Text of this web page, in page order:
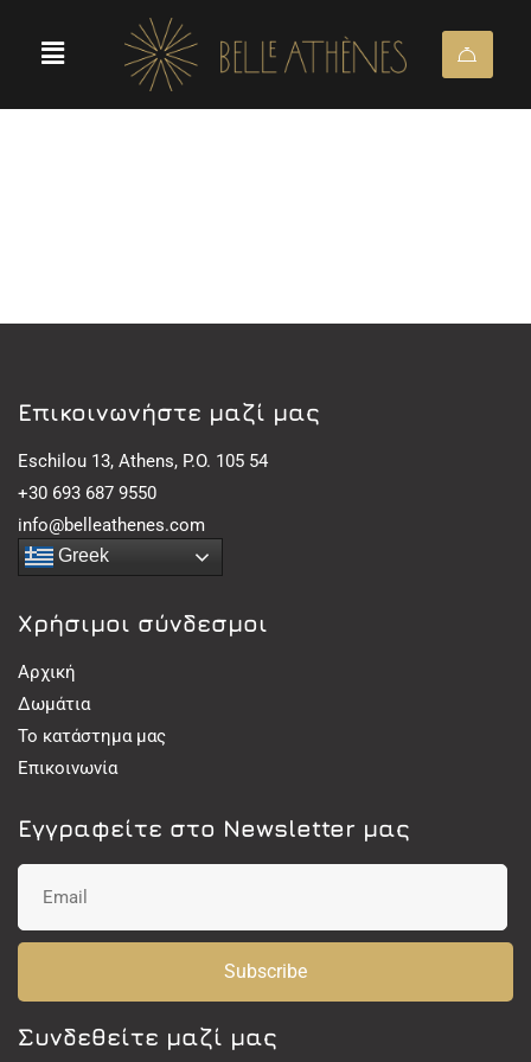
Eπικοινωνήστε μαζί μας
Eschilou 13, Athens, P.O. 105 54
+30 693 687 9550
info@belleathenes.com
Greek
Χρήσιμοι σύνδεσμοι
Αρχική
Δωμάτια
Το κατάστημα μας
Επικοινωνία
Εγγραφείτε στο Newsletter μας
Subscribe
Συνδεθείτε μαζί μας